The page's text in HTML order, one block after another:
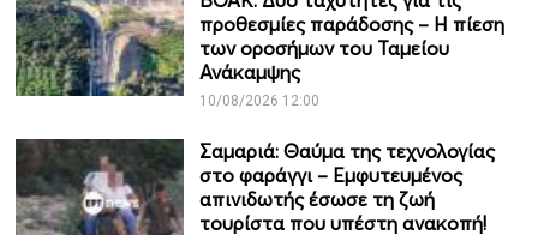
προθεσμίες παράδοσης – Η πίεση
των οροσήμων του Ταμείου
Ανάκαμψης
10/08/2026 12:00
Σαμαριά: Θαύμα της τεχνολογίας
στο φαράγγι – Εμφυτευμένος
απινιδωτής έσωσε τη ζωή
τουρίστα που υπέστη ανακοπή!